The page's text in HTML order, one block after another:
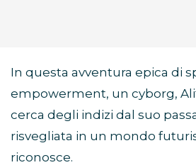
In questa avventura epica di
empowerment, un cyborg,
cerca degli indizi dal suo
risvegliata in un mondo
riconosce.